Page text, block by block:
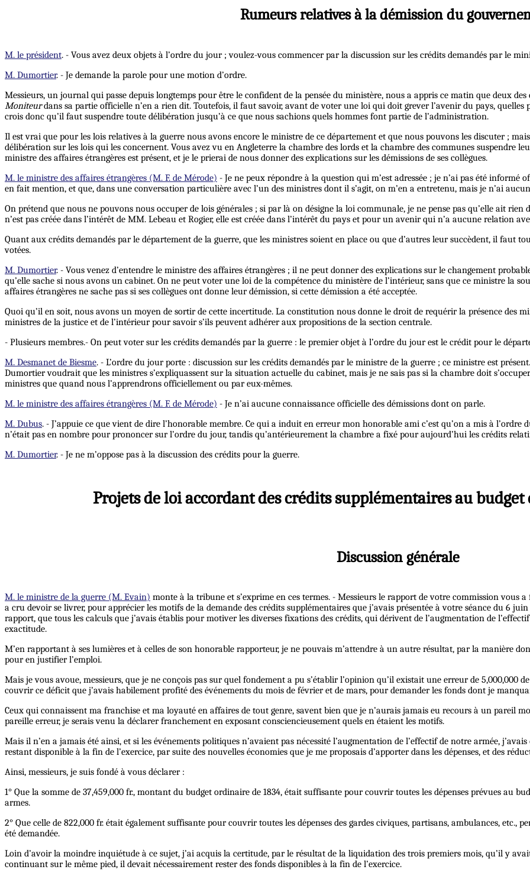
Rumeurs relatives à la démission du
M. le président. - Vous avez deux objets à l’ordre du jour ; voulez-vous commencer par la discussion sur les crédits demandés par le
M. Dumortier. - Je demande la parole pour une motion d’ordre.
Messieurs, un journal qui passe depuis longtemps pour être le confident de la pensée du ministère, nous a appris ce matin que deux
Moniteurdans sa partie officielle n’en a rien dit. Toutefois, il faut savoir, avant de voter une loi qui doit grever l’avenir du pays, quelles
crois donc qu’il faut suspendre toute délibération jusqu’à ce que nous sachions quels hommes font partie de l’administration.
Il est vrai que pour les lois relatives à la guerre nous avons encore le ministre de ce département et que nous pouvons les discuter ;
délibération sur les lois qui les concernent. Vous avez vu en Angleterre la chambre des lords et la chambre des communes suspendre
ministre des affaires étrangères est présent, et je le prierai de nous donner des explications sur les démissions de ses collègues.
M. le ministre des affaires étrangères (M. F. de Mérode) - Je ne peux répondre à la question qui m’est adressée ; je n’ai pas été
en fait mention, et que, dans une conversation particulière avec l’un des ministres dont il s’agit, on m’en a entretenu, mais je n’ai
On prétend que nous ne pouvons nous occuper de lois générales ; si par là on désigne la loi communale, je ne pense pas qu’elle ait
n’est pas créée dans l’intérêt de MM. Lebeau et Rogier, elle est créée dans l’intérêt du pays et pour un avenir qui n’a aucune relation
Quant aux crédits demandés par le département de la guerre, que les ministres soient en place ou que d’autres leur succèdent, il faut
votées.
M. Dumortier. - Vous venez d’entendre le ministre des affaires étrangères ; il ne peut donner des explications sur le changement
qu’elle sache si nous avons un cabinet. On ne peut voter une loi de la compétence du ministère de l’intérieur, sans que ce ministre la
affaires étrangères ne sache pas si ses collègues ont donne leur démission, si cette démission a été acceptée.
Quoi qu’il en soit, nous avons un moyen de sortir de cette incertitude. La constitution nous donne le droit de requérir la présence des
ministres de la justice et de l’intérieur pour savoir s’ils peuvent adhérer aux propositions de la section centrale.
- Plusieurs membres.- On peut voter sur les crédits demandés par la guerre : le premier objet à l’ordre du jour est le crédit pour le
M. Desmanet de Biesme. - L’ordre du jour porte : discussion sur les crédits demandés par le ministre de la guerre ; ce ministre est
Dumortier voudrait que les ministres s’expliquassent sur la situation actuelle du cabinet, mais je ne sais pas si la chambre doit
ministres que quand nous l’apprendrons officiellement ou par eux-mêmes.
M. le ministre des affaires étrangères (M. F. de Mérode) - Je n’ai aucune connaissance officielle des démissions dont on parle.
M. Dubus. - J’appuie ce que vient de dire l’honorable membre. Ce qui a induit en erreur mon honorable ami c’est qu’on a mis à
n’était pas en nombre pour prononcer sur l’ordre du jour, tandis qu’antérieurement la chambre a fixé pour aujourd’hui les crédits
M. Dumortier. - Je ne m’oppose pas à la discussion des crédits pour la guerre.
Projets de loi accordant des crédits supplémentaires au
Discussion générale
M. le ministre de la guerre (M. Evain) monte à la tribune et s’exprime en ces termes. - Messieurs le rapport de votre commission vous
a cru devoir se livrer, pour apprécier les motifs de la demande des crédits supplémentaires que j’avais présentée à votre séance du 6
rapport, que tous les calculs que j’avais établis pour motiver les diverses fixations des crédits, qui dérivent de l’augmentation de
exactitude.
M’en rapportant à ses lumières et à celles de son honorable rapporteur, je ne pouvais m’attendre à un autre résultat, par la manière
pour en justifier l’emploi.
Mais je vous avoue, messieurs, que je ne conçois pas sur quel fondement a pu s’établir l’opinion qu’il existait une erreur de 5,000,000
couvrir ce déficit que j’avais habilement profité des événements du mois de février et de mars, pour demander les fonds dont je
Ceux qui connaissent ma franchise et ma loyauté en affaires de tout genre, savent bien que je n’aurais jamais eu recours à un pareil
pareille erreur, je serais venu la déclarer franchement en exposant consciencieusement quels en étaient les motifs.
Mais il n’en a jamais été ainsi, et si les événements politiques n’avaient pas nécessité l’augmentation de l’effectif de notre armée,
restant disponible à la fin de l’exercice, par suite des nouvelles économies que je me proposais d’apporter dans les dépenses, et des
Ainsi, messieurs, je suis fondé à vous déclarer :
1° Que la somme de 37,459,000 fr., montant du budget ordinaire de 1834, était suffisante pour couvrir toutes les dépenses prévues au
armes.
2° Que celle de 822,000 fr. était également suffisante pour couvrir toutes les dépenses des gardes civiques, partisans, ambulances, etc.,
été demandée.
Loin d’avoir la moindre inquiétude à ce sujet, j’ai acquis la certitude, par le résultat de la liquidation des trois premiers mois, qu’il y
continuant sur le même pied, il devait nécessairement rester des fonds disponibles à la fin de l’exercice.